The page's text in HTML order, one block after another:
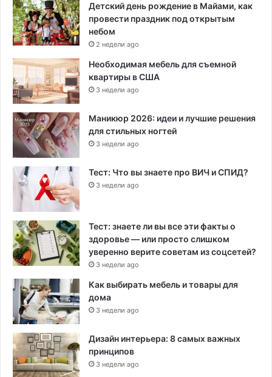
Детский день рождение в Майами, как
провести праздник под открытым
небом
2 недели ago
Необходимая мебель для съемной
квартиры в США
3 недели ago
Маникюр 2026: идеи и лучшие решения
для стильных ногтей
3 недели ago
Тест: Что вы знаете про ВИЧ и СПИД?
3 недели ago
Тест: знаете ли вы все эти факты о
здоровье — или просто слишком
уверенно верите советам из соцсетей?
3 недели ago
Как выбирать мебель и товары для
дома
3 недели ago
Дизайн интерьера: 8 самых важных
принципов
3 недели ago